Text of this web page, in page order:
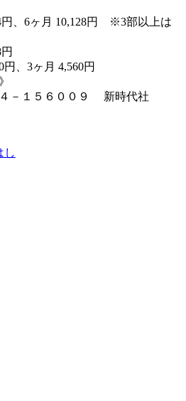
円、6ヶ月 10,128円 ※3部以上は
円、3ヶ月 4,560円
－１５６００９ 新時代社
し